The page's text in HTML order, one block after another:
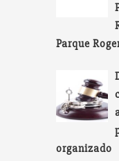
Parque
organizado